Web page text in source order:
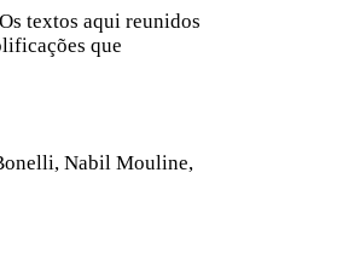
textos aqui reunidos
que
Nabil Mouline,